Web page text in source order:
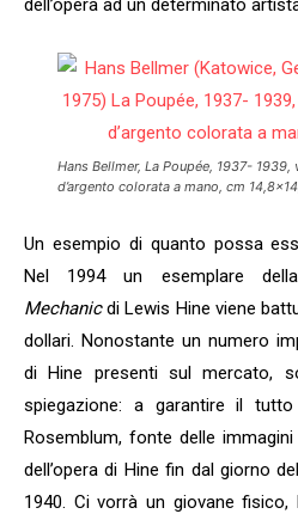
dell’opera ad un determinato
Hans Bellmer, La Poupée, 1937- 1939,
d’argento colorata a mano, cm
Un esempio di quanto possa
Nel 1994 un esemplare
Mechanicdi Lewis Hine viene
dollari. Nonostante un numero
di Hine presenti sul mercato,
spiegazione: a garantire il
Rosemblum, fonte delle
dell’opera di Hine fin dal giorno
1940. Ci vorrà un giovane fisico,